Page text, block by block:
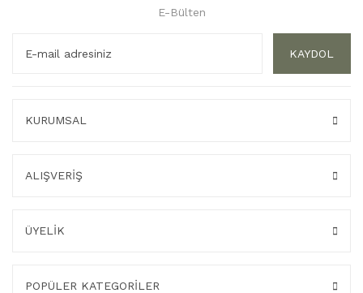
E-Bülten
KAYDOL
KURUMSAL
ALIŞVERİŞ
ÜYELİK
POPÜLER KATEGORİLER